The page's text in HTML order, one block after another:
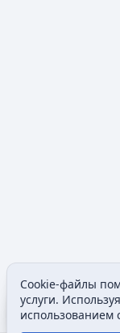
Содержание
Cookie-файлы
услуги.
использованием